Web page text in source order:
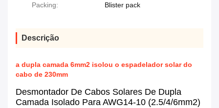
Packing: Blister pack
Descrição
a dupla camada 6mm2 isolou o espadelador solar do
cabo de 230mm
Desmontador De Cabos Solares De Dupla
Camada Isolado Para AWG14-10 (2.5/4/6mm2)